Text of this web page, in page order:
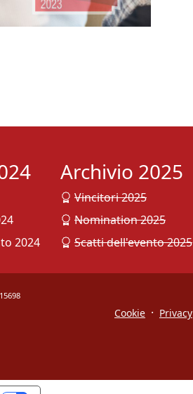
2024
Archivio 2025
Vincitori 2025
Nomination 2025
Scatti dell'evento 2025
Cookie · Privacy